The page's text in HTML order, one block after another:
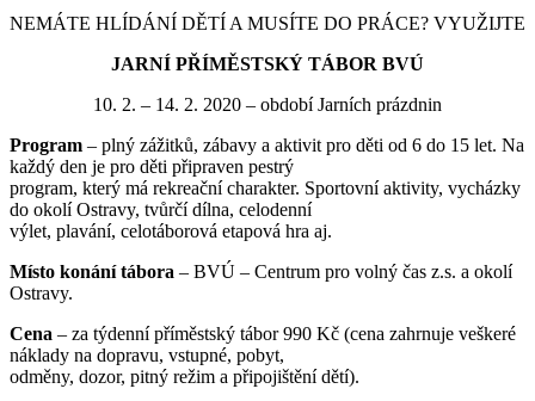
NEMÁTE HLÍDÁNÍ DĚTÍ A MUSÍTE DO PRÁCE? VYUŽIJTE
JARNÍ PŘÍMĚSTSKÝ TÁBOR BVÚ
10. 2. – 14. 2. 2020 – období Jarních prázdnin
Program – plný zážitků, zábavy a aktivit pro děti od 6 do 15 let. Na
každý den je pro děti připraven pestrý
program, který má rekreační charakter. Sportovní aktivity, vycházky
do okolí Ostravy, tvůrčí dílna, celodenní
výlet, plavání, celotáborová etapová hra aj.
Místo konání tábora – BVÚ – Centrum pro volný čas z.s. a okolí
Ostravy.
Cena – za týdenní příměstský tábor 990 Kč (cena zahrnuje veškeré
náklady na dopravu, vstupné, pobyt,
odměny, dozor, pitný režim a připojištění dětí).